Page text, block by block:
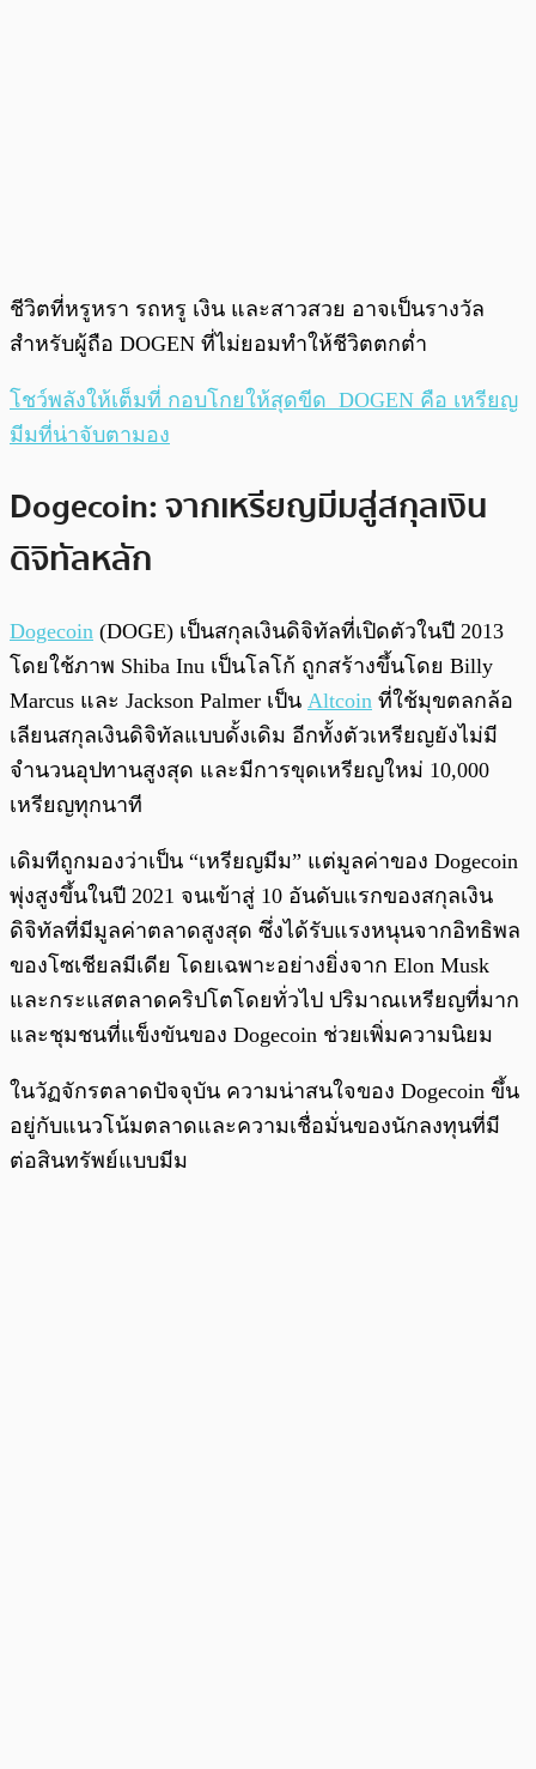
ชีวิตที่หรูหรา รถหรู เงิน และสาวสวย อาจเป็นรางวัล
สำหรับผู้ถือ DOGEN ที่ไม่ยอมทำให้ชีวิตตกต่ำ
โชว์พลังให้เต็มที่ กอบโกยให้สุดขีด DOGEN คือ เหรียญ
มีมที่น่าจับตามอง
Dogecoin: จากเหรียญมีมสู่สกุลเงิน
ดิจิทัลหลัก
Dogecoin (DOGE) เป็นสกุลเงินดิจิทัลที่เปิดตัวในปี 2013
โดยใช้ภาพ Shiba Inu เป็นโลโก้ ถูกสร้างขึ้นโดย Billy
Marcus และ Jackson Palmer เป็น Altcoin ที่ใช้มุขตลกล้อ
เลียนสกุลเงินดิจิทัลแบบดั้งเดิม อีกทั้งตัวเหรียญยังไม่มี
จำนวนอุปทานสูงสุด และมีการขุดเหรียญใหม่ 10,000
เหรียญทุกนาที
เดิมทีถูกมองว่าเป็น “เหรียญมีม” แต่มูลค่าของ Dogecoin
พุ่งสูงขึ้นในปี 2021 จนเข้าสู่ 10 อันดับแรกของสกุลเงิน
ดิจิทัลที่มีมูลค่าตลาดสูงสุด ซึ่งได้รับแรงหนุนจากอิทธิพล
ของโซเชียลมีเดีย โดยเฉพาะอย่างยิ่งจาก Elon Musk
และกระแสตลาดคริปโตโดยทั่วไป ปริมาณเหรียญที่มาก
และชุมชนที่แข็งขันของ Dogecoin ช่วยเพิ่มความนิยม
ในวัฏจักรตลาดปัจจุบัน ความน่าสนใจของ Dogecoin ขึ้น
อยู่กับแนวโน้มตลาดและความเชื่อมั่นของนักลงทุนที่มี
ต่อสินทรัพย์แบบมีม